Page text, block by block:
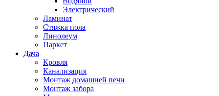
Электрический
Ламинат
Стяжка пола
Линолеум
Паркет
Дача
Кровля
Канализация
Монтаж домашней печи
Монтаж забора